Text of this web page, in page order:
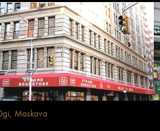
Maskava